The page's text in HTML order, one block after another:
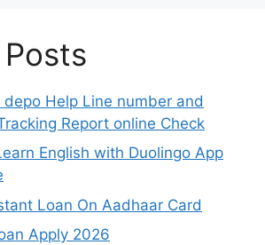
depo Help Line number and
Report online Check
English with Duolingo App
Loan On Aadhaar Card
Apply 2026